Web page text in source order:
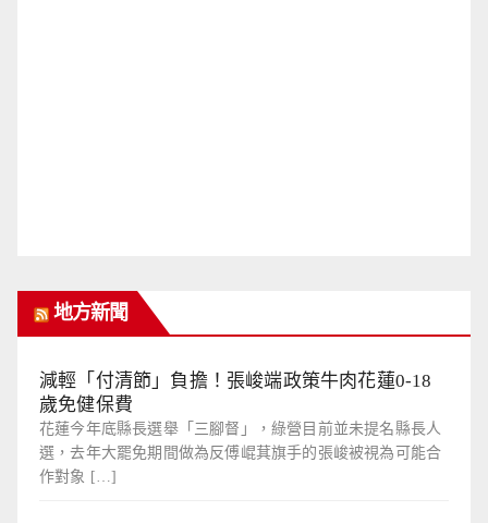
地方新聞
減輕「付清節」負擔！張峻端政策牛肉花蓮0-18
歲免健保費
花蓮今年底縣長選舉「三腳督」，綠營目前並未提名縣長人
選，去年大罷免期間做為反傅崐萁旗手的張峻被視為可能合
作對象 […]